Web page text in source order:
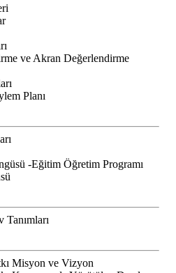
ve Akran Değerlendirme
Planı
-Eğitim Öğretim Programı
Tanımları
Misyon ve Vizyon